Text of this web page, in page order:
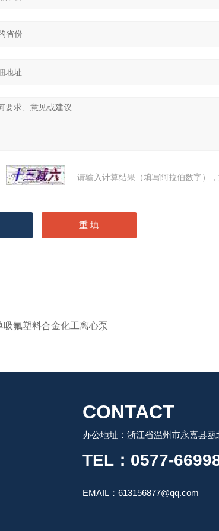
请输入计算结果（填写阿拉伯数字）
氟塑料合金化工离心泵
CONTACT
办公地址：浙江省温州市永嘉县瓯
TEL：0577-
EMAIL：613156877@qq.com